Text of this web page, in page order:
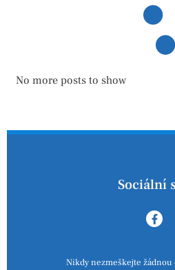
No more posts to show
Sociální
Nikdy nezmeškejte